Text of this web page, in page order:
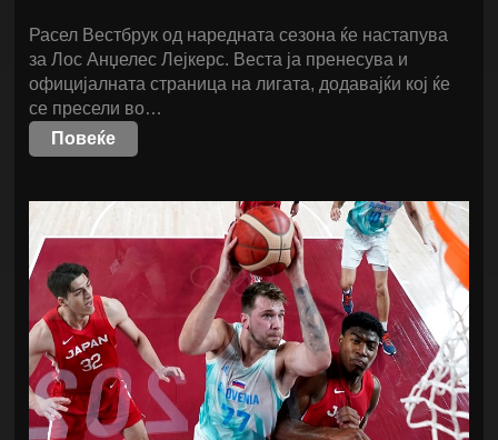
Расел Вестбрук од наредната сезона ќе настапува
за Лос Анџелес Лејкерс. Веста ја пренесува и
официјалната страница на лигата, додавајќи кој ќе
се пресели во…
Повеќе